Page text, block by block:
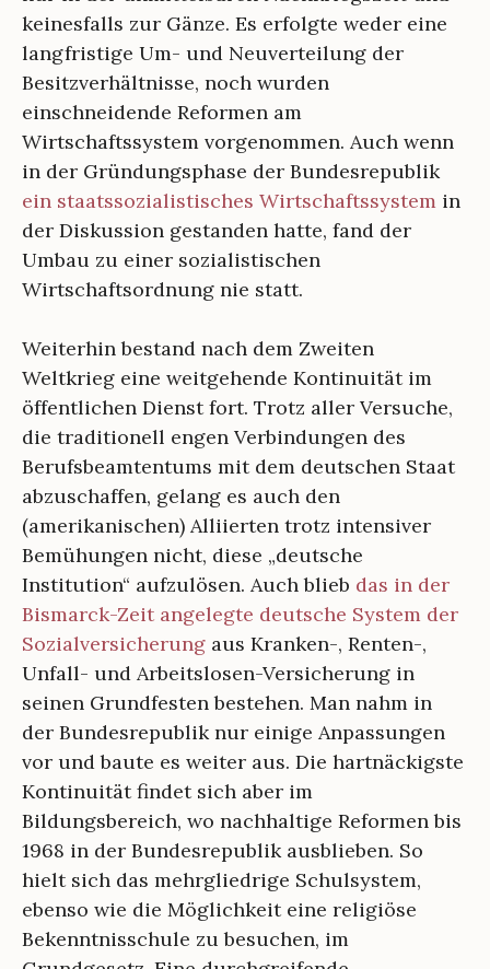
keinesfalls zur Gänze. Es erfolgte weder eine
langfristige Um- und Neuverteilung der
Besitzverhältnisse, noch wurden
einschneidende Reformen am
Wirtschaftssystem vorgenommen. Auch wenn
in der Gründungsphase der Bundesrepublik
ein staatssozialistisches Wirtschaftssystem in
der Diskussion gestanden hatte, fand der
Umbau zu einer sozialistischen
Wirtschaftsordnung nie statt.
Weiterhin bestand nach dem Zweiten
Weltkrieg eine weitgehende Kontinuität im
öffentlichen Dienst fort. Trotz aller Versuche,
die traditionell engen Verbindungen des
Berufsbeamtentums mit dem deutschen Staat
abzuschaffen, gelang es auch den
(amerikanischen) Alliierten trotz intensiver
Bemühungen nicht, diese „deutsche
Institution“ aufzulösen. Auch blieb das in der
Bismarck-Zeit angelegte deutsche System der
Sozialversicherung aus Kranken-, Renten-,
Unfall- und Arbeitslosen-Versicherung in
seinen Grundfesten bestehen. Man nahm in
der Bundesrepublik nur einige Anpassungen
vor und baute es weiter aus. Die hartnäckigste
Kontinuität findet sich aber im
Bildungsbereich, wo nachhaltige Reformen bis
1968 in der Bundesrepublik ausblieben. So
hielt sich das mehrgliedrige Schulsystem,
ebenso wie die Möglichkeit eine religiöse
Bekenntnisschule zu besuchen, im